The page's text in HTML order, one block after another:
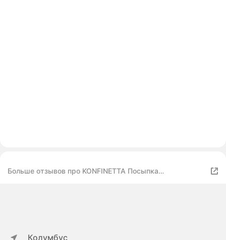
Больше отзывов про KONFINETTA Посыпка
Колумбус